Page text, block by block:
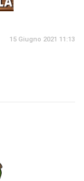
15 Giugno 2021 11:13